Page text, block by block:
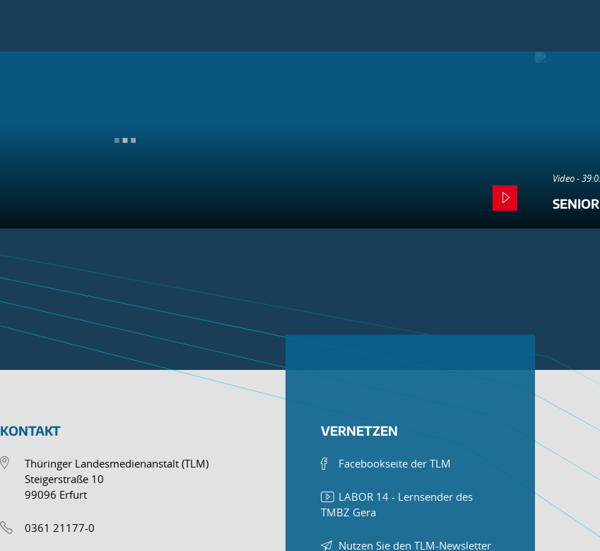
Video -
KONTAKT
Thüringer Landesmedienanstalt (TLM)
Steigerstraße 10
99096 Erfurt
0361 21177-0
VERNETZEN
Facebookseite der TLM
LABOR 14 - Lernsender des
TMBZ Gera
Nutzen Sie den TLM-Newsletter